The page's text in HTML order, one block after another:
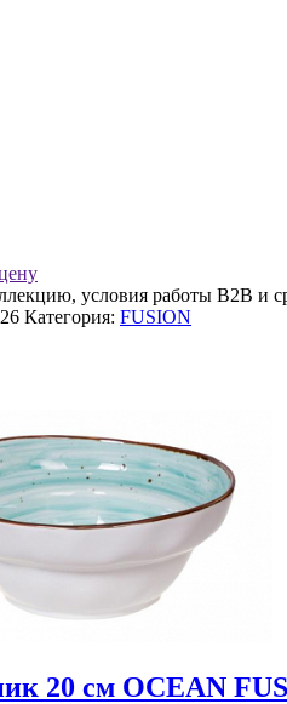
условия работы В2В и
Категория: FUSION
20 см OCEAN